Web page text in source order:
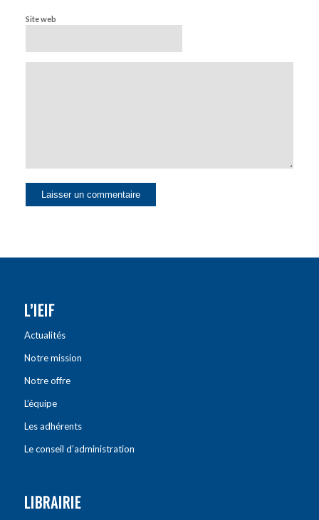
Site web
L’IEIF
Actualités
Notre mission
Notre offre
L’équipe
Les adhérents
Le conseil d’administration
LIBRAIRIE